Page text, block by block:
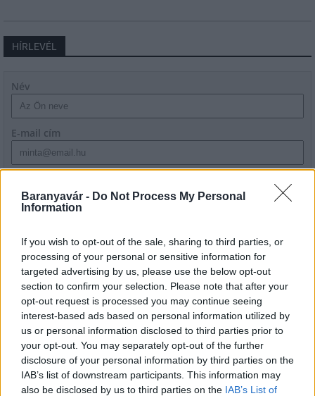
Baranyavár - Do Not Process My Personal
Information
If you wish to opt-out of the sale, sharing to third parties, or
processing of your personal or sensitive information for
targeted advertising by us, please use the below opt-out
section to confirm your selection. Please note that after your
opt-out request is processed you may continue seeing
interest-based ads based on personal information utilized by
us or personal information disclosed to third parties prior to
your opt-out. You may separately opt-out of the further
disclosure of your personal information by third parties on the
IAB’s list of downstream participants. This information may
also be disclosed by us to third parties on the IAB’s List of
HÍRLEVÉL
Név
E-mail cím
szabályzatot!
HÍRDETÉS
LEGFRISSEBB
Országos hírek
Megérkezett az eső a Duna vízgyűjtőjére